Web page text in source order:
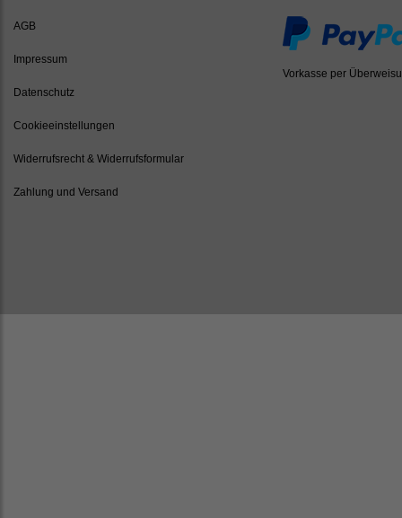
AGB
Impressum
Datenschutz
Cookieeinstellungen
Widerrufsrecht & Widerrufsformular
Zahlung und Versand
Vorkasse per